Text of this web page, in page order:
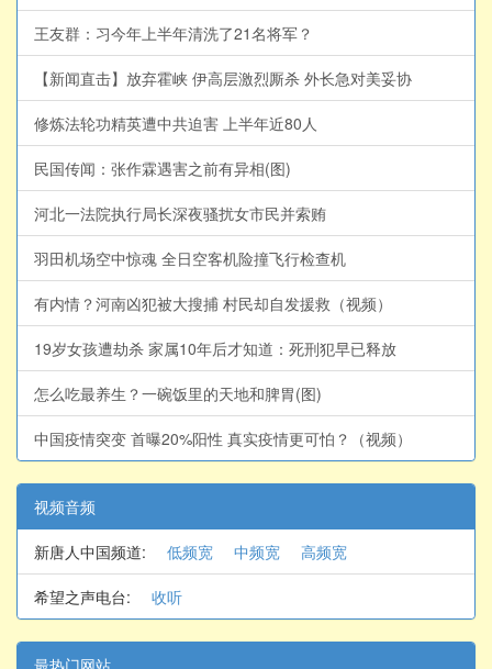
王友群：习今年上半年清洗了21名将军？
【新闻直击】放弃霍峡 伊高层激烈厮杀 外长急对美妥协
修炼法轮功精英遭中共迫害 上半年近80人
民国传闻：张作霖遇害之前有异相(图)
河北一法院执行局长深夜骚扰女市民并索贿
羽田机场空中惊魂 全日空客机险撞飞行检查机
有内情？河南凶犯被大搜捕 村民却自发援救（视频）
19岁女孩遭劫杀 家属10年后才知道：死刑犯早已释放
怎么吃最养生？一碗饭里的天地和脾胃(图)
中国疫情突变 首曝20%阳性 真实疫情更可怕？（视频）
视频音频
新唐人中国频道: 低频宽 中频宽 高频宽
希望之声电台: 收听
最热门网站